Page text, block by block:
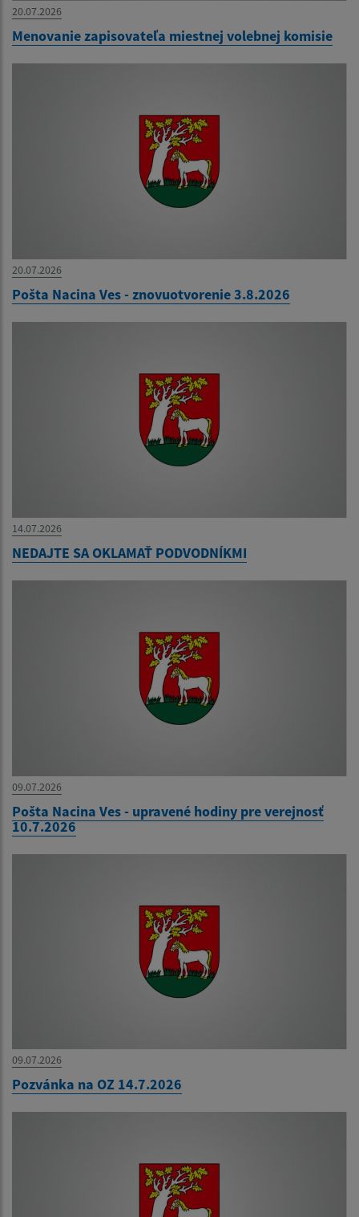
20.07.2026
Menovanie zapisovateľa miestnej volebnej komisie
20.07.2026
Pošta Nacina Ves - znovuotvorenie 3.8.2026
14.07.2026
NEDAJTE SA OKLAMAŤ PODVODNÍKMI
09.07.2026
Pošta Nacina Ves - upravené hodiny pre verejnosť
10.7.2026
09.07.2026
Pozvánka na OZ 14.7.2026